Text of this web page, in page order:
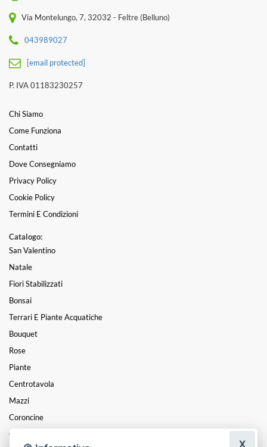
Via Montelungo, 7, 32032 - Feltre (Belluno)
043989027
[email protected]
P. IVA 01183230257
Chi Siamo
Come Funziona
Contatti
Dove Consegniamo
Privacy Policy
Cookie Policy
Termini E Condizioni
Catalogo:
San Valentino
Natale
Fiori Stabilizzati
Bonsai
Terrari E Piante Acquatiche
Bouquet
Rose
Piante
Centrotavola
Mazzi
Coroncine
Composizioni
X